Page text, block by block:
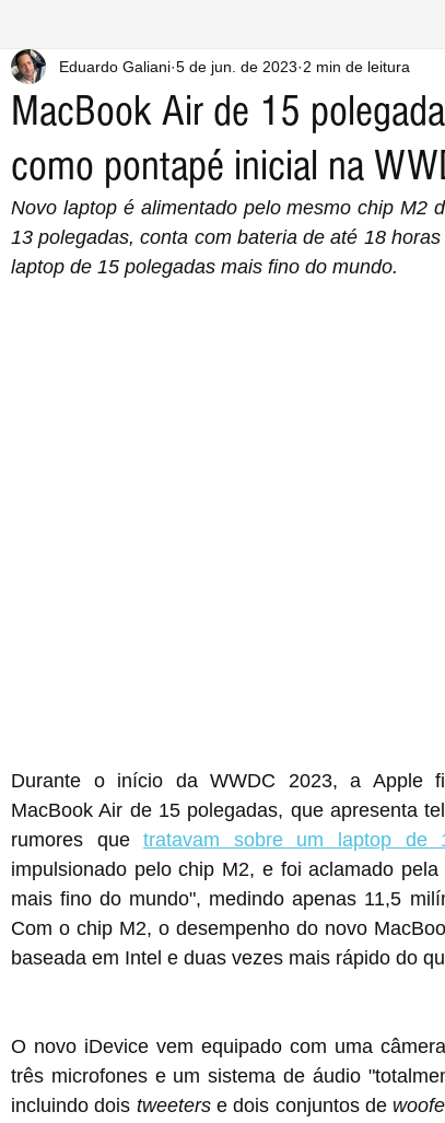
MacBook Air de 15
como pontapé inicial na
Eduardo Galiani 5 de jun. de 2023 2 min de leitura
Novo laptop é alimentado pelo mesmo chip M2
13 polegadas, conta com bateria de até 18
laptop de 15 polegadas mais fino do mundo.
Durante o início da WWDC 2023, a Apple
MacBook Air de 15 polegadas, que apresenta
rumores que tratavam sobre um laptop de
impulsionado pelo chip M2, e foi aclamado
mais fino do mundo", medindo apenas 11,5
Com o chip M2, o desempenho do novo
baseada em Intel e duas vezes mais rápido do
O novo iDevice vem equipado com uma
três microfones e um sistema de áudio
incluindo dois tweeters e dois conjuntos de